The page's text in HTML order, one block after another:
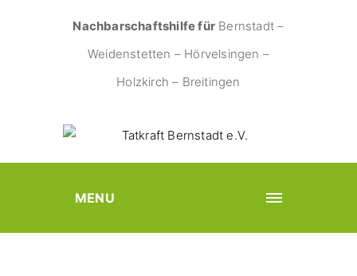
Nachbarschaftshilfe für Bernstadt –
Weidenstetten – Hörvelsingen –
Holzkirch – Breitingen
MENU